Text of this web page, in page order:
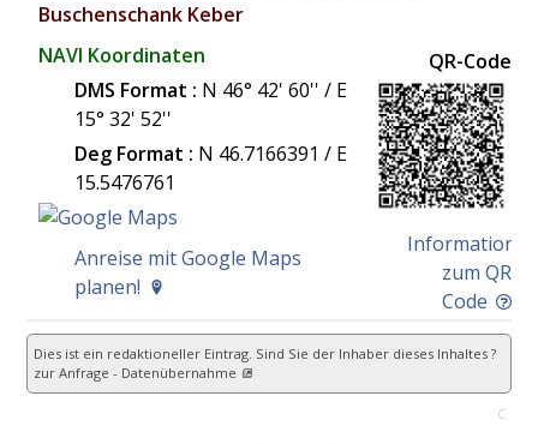
Buschenschank Keber
NAVI Koordinaten
DMS Format : N 46° 42' 60'' / E
15° 32' 52''
Deg Format : N 46.7166391 / E
15.5476761
Anreise mit Google Maps
planen!
QR-Code
Information
zum QR
Code
Dies ist ein redaktioneller Eintrag. Sind Sie der Inhaber dieses Inhaltes ?
zur Anfrage - Datenübernahme
C